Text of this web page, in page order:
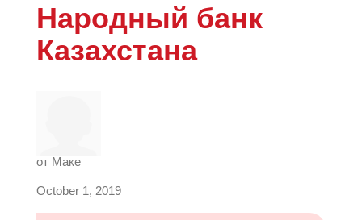
Народный банк
Казахстана
от Маке
October 1, 2019